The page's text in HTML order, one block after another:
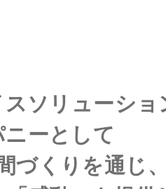
ソリューショ
ーとして
づくりを通じ